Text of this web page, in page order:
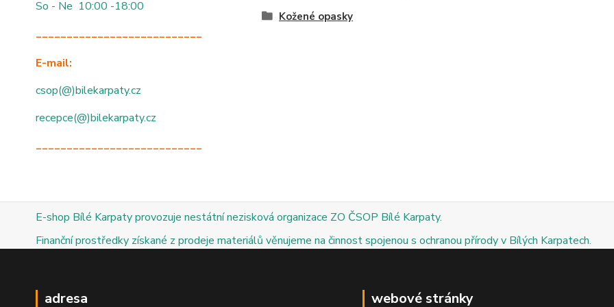
So - Ne 10:00 -18:00
___________________________
E-mail:
csop(@)bilekarpaty.cz
recepce(@)bilekarpaty.cz
___________________________
Kožené opasky
E-shop Bílé Karpaty provozuje nestátní nezisková organizace ZO ČSOP Bílé Karpaty.
Finanční prostředky získané z prodeje materiálů věnujeme na činnost spojenou s ochranou přírody v Bílých Karpatech.
adresa webové stránky